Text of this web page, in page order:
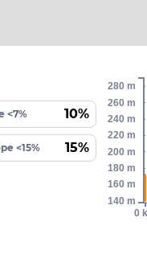
<7% 10%
<15% 15%
0
140 m
160 m
180 m
200 m
220 m
240 m
260 m
280 m